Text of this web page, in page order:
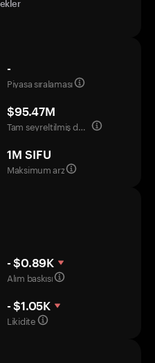
-
Piyasa sıralaması
$95.47M
Tam seyreltilmiş değerleme
1M SIFU
Maksimum arz
- $0.89K
Alım baskısı
- $1.05K
Likidite